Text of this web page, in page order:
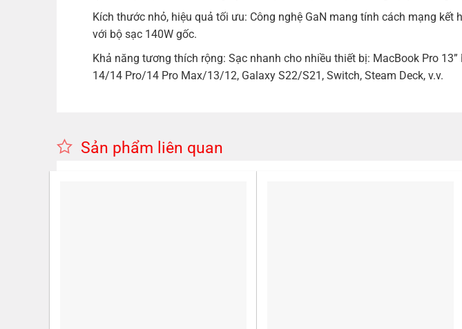
Kích thước nhỏ, hiệu quả tối ưu: Công nghệ GaN mang tính cách mạng
với bộ sạc 140W gốc.
Khả năng tương thích rộng: Sạc nhanh cho nhiều thiết bị: MacBook Pro
14/14 Pro/14 Pro Max/13/12, Galaxy S22/S21, Switch, Steam Deck, v.v.
Sản phẩm liên quan